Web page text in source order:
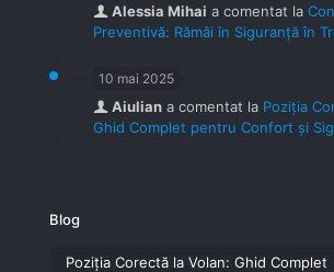
Alessia Mihai a comentat la
Preventivă: Rămâi în Siguranță în
10 mai 2025
Aiulian a comentat la Poziția
Ghid Complet pentru Confort și
Blog
Poziția Corectă la Volan: Ghid Complet